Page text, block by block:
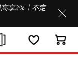
享2%｜不定